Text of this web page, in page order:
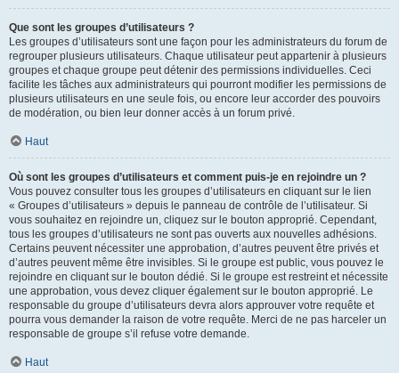
Que sont les groupes d’utilisateurs ?
Les groupes d’utilisateurs sont une façon pour les administrateurs du forum de
regrouper plusieurs utilisateurs. Chaque utilisateur peut appartenir à plusieurs
groupes et chaque groupe peut détenir des permissions individuelles. Ceci
facilite les tâches aux administrateurs qui pourront modifier les permissions de
plusieurs utilisateurs en une seule fois, ou encore leur accorder des pouvoirs
de modération, ou bien leur donner accès à un forum privé.
Haut
Où sont les groupes d’utilisateurs et comment puis-je en rejoindre un ?
Vous pouvez consulter tous les groupes d’utilisateurs en cliquant sur le lien
« Groupes d’utilisateurs » depuis le panneau de contrôle de l’utilisateur. Si
vous souhaitez en rejoindre un, cliquez sur le bouton approprié. Cependant,
tous les groupes d’utilisateurs ne sont pas ouverts aux nouvelles adhésions.
Certains peuvent nécessiter une approbation, d’autres peuvent être privés et
d’autres peuvent même être invisibles. Si le groupe est public, vous pouvez le
rejoindre en cliquant sur le bouton dédié. Si le groupe est restreint et nécessite
une approbation, vous devez cliquer également sur le bouton approprié. Le
responsable du groupe d’utilisateurs devra alors approuver votre requête et
pourra vous demander la raison de votre requête. Merci de ne pas harceler un
responsable de groupe s’il refuse votre demande.
Haut